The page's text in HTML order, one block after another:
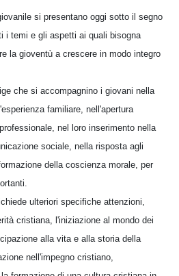
si presentano oggi sotto il segno
i temi e gli aspetti ai quali bisogna
la gioventù a crescere in modo integro
che si accompagnino i giovani nella
familiare, nell'apertura
nel loro inserimento nella
sociale, nella risposta agli
della coscienza morale, per
ulteriori specifiche attenzioni,
cristiana, l'iniziazione al mondo dei
alla vita e alla storia della
nell'impegno cristiano,